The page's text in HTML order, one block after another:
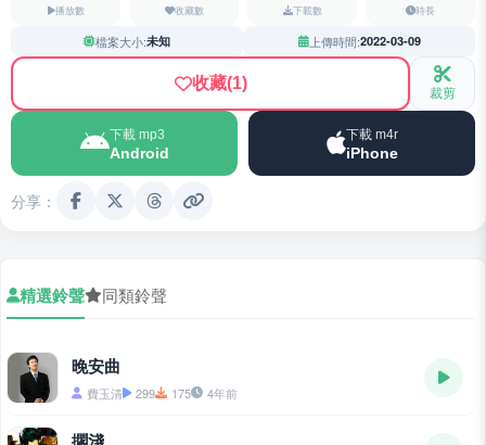
播放數 收藏數 下載數 時長
檔案大小:未知 上傳時間:2022-03-09
收藏(1) 裁剪
下載 mp3
Android
下載 m4r
iPhone
分享：
精選鈴聲 同類鈴聲
晚安曲
費玉清 299 175 4年前